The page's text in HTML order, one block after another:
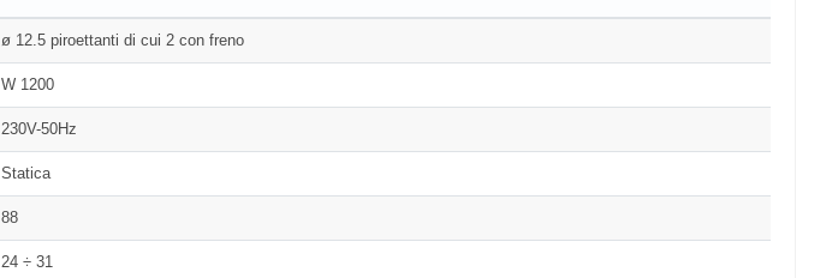
ø 12.5 piroettanti di cui 2 con freno
W 1200
230V-50Hz
Statica
88
24 ÷ 31